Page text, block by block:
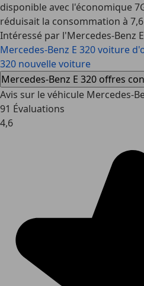
disponible avec l'économique
réduisait la consommation à
Intéressé par l'Mercedes-Benz
Mercedes-Benz E 320 voiture
320 nouvelle voiture
Mercedes-Benz E 320 offres
Avis sur le véhicule Mercedes-
91 Évaluations
4,6